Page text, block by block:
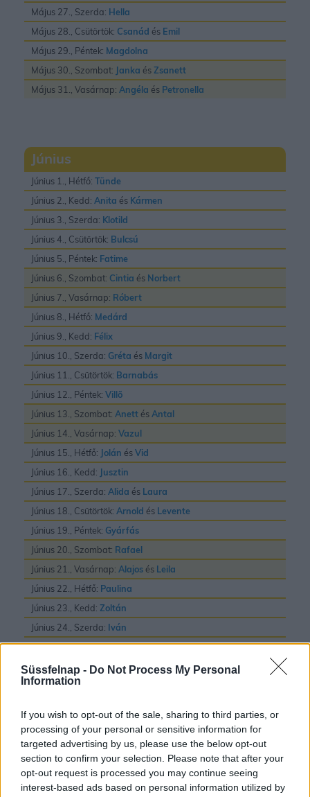
Süssfelnap - Do Not Process My Personal
Information
If you wish to opt-out of the sale, sharing to third parties, or
processing of your personal or sensitive information for
targeted advertising by us, please use the below opt-out
section to confirm your selection. Please note that after your
opt-out request is processed you may continue seeing
interest-based ads based on personal information utilized by
Május 27., Szerda: Hella
Május 28., Csütörtök: Csanád és Emil
Május 29., Péntek: Magdolna
Május 30., Szombat: Janka ésZsanett
Május 31., Vasárnap: Angéla és Petronella
Június
Június 1., Hétfő: Tünde
Június 2., Kedd: Anita és Kármen
Június 3., Szerda: Klotild
Június 4., Csütörtök: Bulcsú
Június 5., Péntek: Fatime
Június 6., Szombat: Cintia és Norbert
Június 7., Vasárnap: Róbert
Június 8., Hétfő: Medárd
Június 9., Kedd: Félix
Június 10., Szerda: Gréta és Margit
Június 11., Csütörtök: Barnabás
Június 12., Péntek: Villõ
Június 13., Szombat: Anett ésAntal
Június 14., Vasárnap: Vazul
Június 15., Hétfő: Jolán ésVid
Június 16., Kedd: Jusztin
Június 17., Szerda: Alida és Laura
Június 18., Csütörtök: Arnold és Levente
Június 19., Péntek: Gyárfás
Június 20., Szombat: Rafael
Június 21., Vasárnap: Alajos és Leila
Június 22., Hétfő: Paulina
Június 23., Kedd: Zoltán
Június 24., Szerda: Iván
Június 25., Csütörtök:Vilmos
Június 26., Péntek: János ésPál
Június 27., Szombat:
Június 29., Hétfő:
Péter
Június 30., Kedd:Pál